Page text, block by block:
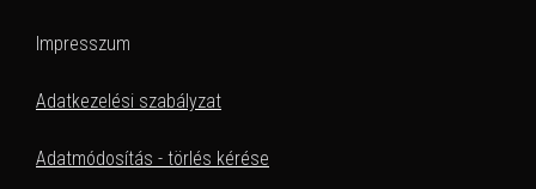
Impresszum
Adatkezelési szabályzat
Adatmódosítás - törlés kérése